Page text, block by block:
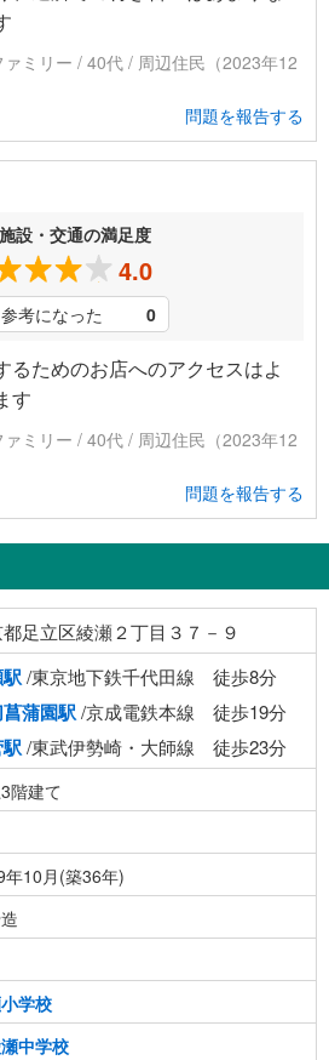
ミリー / 40代 / 周辺住民（2023年12
問題を報告する
設・交通の満足度
4.0
参考になった 0
るためのお店へのアクセスはよ
す
ミリー / 40代 / 周辺住民（2023年12
問題を報告する
足立区綾瀬２丁目３７－９
/東京地下鉄千代田線 徒歩8分
蒲園駅/京成電鉄本線 徒歩19分
/東武伊勢崎・大師線 徒歩23分
階建て
年10月(築36年)
学校
中学校